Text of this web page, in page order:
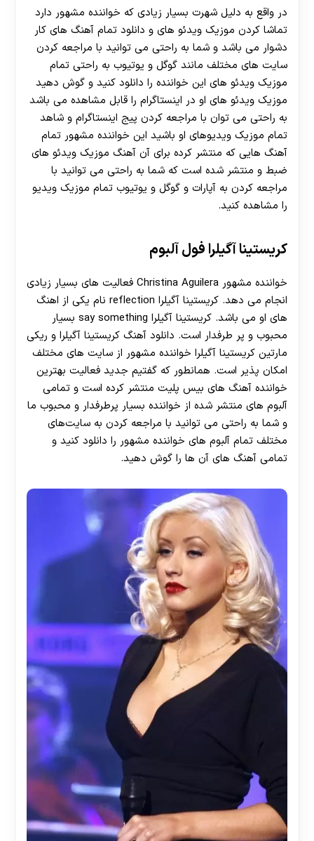
در واقع به دلیل شهرت بسیار زیادی که خواننده مشهور دارد
تماشا کردن موزیک ویدئو های و دانلود تمام آهنگ های کار
دشوار می باشد و شما به راحتی می توانید با مراجعه کردن
سایت های مختلف مانند گوگل و یوتیوب به راحتی تمام
موزیک ویدئو های این خواننده را دانلود کنید و گوش دهید
موزیک ویدئو های او در اینستاگرام را قابل مشاهده می باشد
به راحتی می‌ توان با مراجعه کردن پیج اینستاگرام و شاهد
تمام موزیک ویدیوهای او باشید این خواننده مشهور تمام
آهنگ هایی که منتشر کرده برای آن آهنگ موزیک ویدئو های
ضبط و منتشر شده است که شما به راحتی می توانید با
مراجعه کردن به آپارات و گوگل و یوتیوب تمام موزیک ویدیو
را مشاهده کنید.
کریستینا آگیلرا فول آلبوم
خواننده مشهور Christina Aguilera فعالیت های بسیار زیادی
انجام می دهد. کریستینا آگیلرا reflection نام یکی از اهنگ
های او می باشد. کریستینا آگیلرا say something بسیار‌
محبوب و پر طرفدار است. دانلود آهنگ کریستینا آگیلرا و ریکی
مارتین کریستینا آگیلرا خواننده مشهور از سایت های مختلف
امکان پذیر است. همانطور که گفتیم جدید فعالیت بهترین
خواننده آهنگ های بیس پلیت منتشر کرده است و تمامی
آلبوم های منتشر شده از خواننده بسیار پرطرفدار و محبوب ما
و شما به راحتی می توانید با مراجعه کردن به سایت‌های
مختلف تمام آلبوم های خواننده مشهور را دانلود کنید و
تمامی آهنگ های آن ها را گوش دهید.